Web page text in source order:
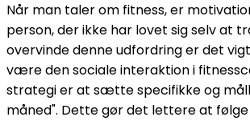
Når man taler om fitness, er
person, der ikke har lovet sig selv at
overvinde denne udfordring er det
være den sociale interaktion i
strategi er at sætte specifikke og
måned". Dette gør det lettere at